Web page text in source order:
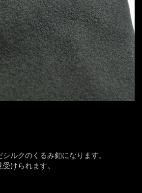
ルクのくるみ釦になります。
けられます。